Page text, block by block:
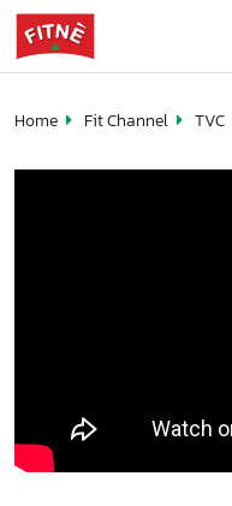
Home Fit Channel TVC